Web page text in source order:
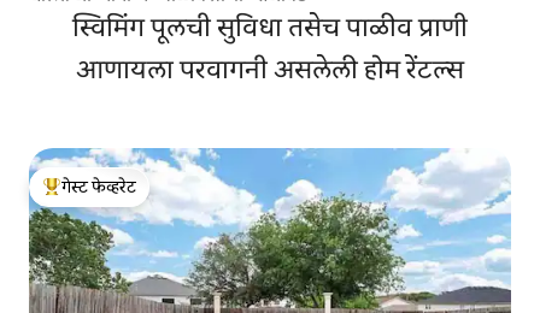
स्विमिंग पूलची सुविधा तसेच पाळीव प्राणी
आणायला परवागनी असलेली होम रेंटल्स
टॉप गेस्ट फेव्हरेट
गेस्ट फेव्हरेट